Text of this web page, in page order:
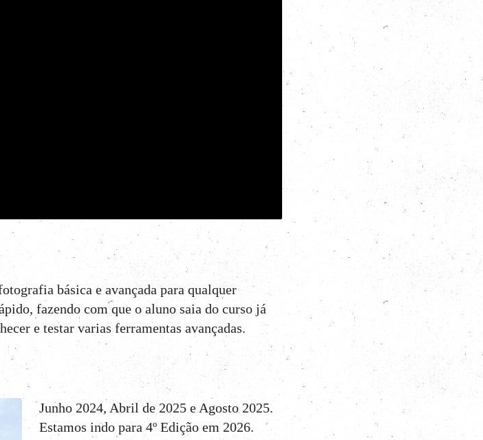
básica e avançada para qualquer
fazendo com que o aluno saia do curso já
e testar varias ferramentas avançadas.
Junho 2024, Abril de 2025 e Agosto 2025.
Estamos indo para 4º Edição em 2026.